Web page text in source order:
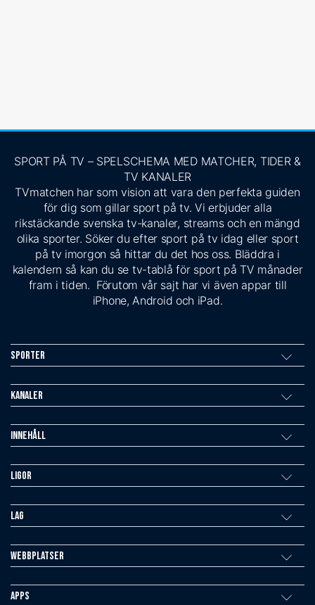
SPORT PÅ TV – SPELSCHEMA MED MATCHER, TIDER &
TV KANALER
TVmatchen har som vision att vara den perfekta guiden
för dig som gillar sport på tv. Vi erbjuder alla
rikstäckande svenska tv-kanaler, streams och en mängd
olika sporter. Söker du efter sport på tv idag eller sport
på tv imorgon så hittar du det hos oss. Bläddra i
kalendern så kan du se tv-tablå för sport på TV månader
fram i tiden. Förutom vår sajt har vi även appar till
iPhone, Android och iPad.
Sporter
Kanaler
Innehåll
Ligor
Lag
Webbplatser
Apps